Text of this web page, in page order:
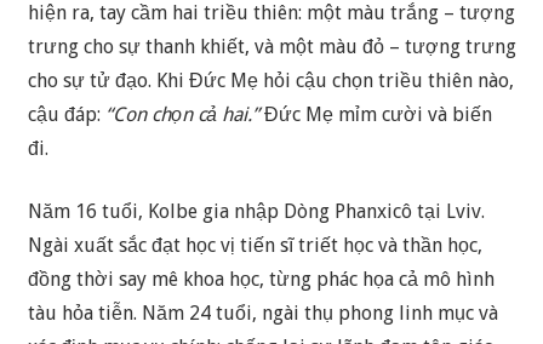
hiện ra, tay cầm hai triều thiên: một màu trắng – tượng
trưng cho sự thanh khiết, và một màu đỏ – tượng trưng
cho sự tử đạo. Khi Đức Mẹ hỏi cậu chọn triều thiên nào,
cậu đáp: “Con chọn cả hai.”Đức Mẹ mỉm cười và biến
đi.
Năm 16 tuổi, Kolbe gia nhập Dòng Phanxicô tại Lviv.
Ngài xuất sắc đạt học vị tiến sĩ triết học và thần học,
đồng thời say mê khoa học, từng phác họa cả mô hình
tàu hỏa tiễn. Năm 24 tuổi, ngài thụ phong linh mục và